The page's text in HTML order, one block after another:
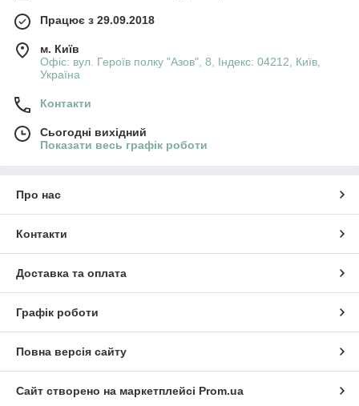
Працює з 29.09.2018
м. Київ
Офіс: вул. Героїв полку "Азов", 8, Індекс: 04212, Київ,
Україна
Контакти
Сьогодні вихідний
Показати весь графік роботи
Про нас
Контакти
Доставка та оплата
Графік роботи
Повна версія сайту
Сайт створено на маркетплейсі Prom.ua